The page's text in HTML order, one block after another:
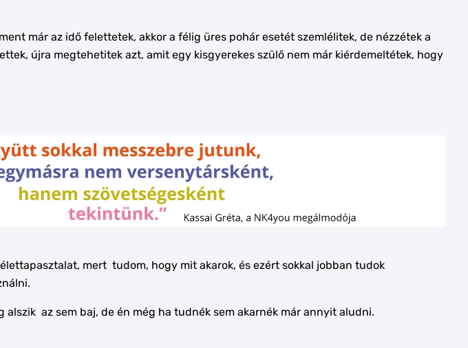
már az idő felettetek, akkor a félig üres pohár esetét szemlélitek, de nézzétek a
újra megtehetitek azt, amit egy kisgyerekes szülő nem már kiérdemeltétek, hogy
mert tudom, hogy mit akarok, és ezért sokkal jobban tudok
az sem baj, de én még ha tudnék sem akarnék már annyit aludni.